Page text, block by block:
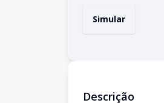
Simular
Descrição